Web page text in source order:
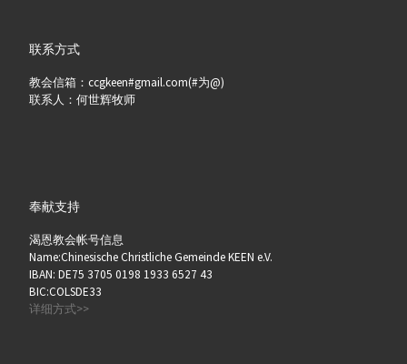
联系方式
教会信箱：ccgkeen#gmail.com(#为@)
联系人：何世辉牧师
奉献支持
渴恩教会帐号信息
Name:Chinesische Christliche Gemeinde KEEN e.V.
IBAN: DE75 3705 0198 1933 6527 43
BIC:COLSDE33
详细方式>>